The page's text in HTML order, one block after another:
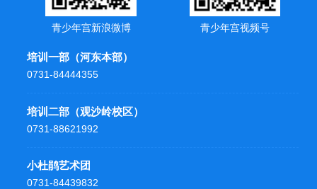
青少年宫新浪微博 青少年宫视频号
培训一部（河东本部）
0731-84444355
培训二部（观沙岭校区）
0731-88621992
小杜鹃艺术团
0731-84439832